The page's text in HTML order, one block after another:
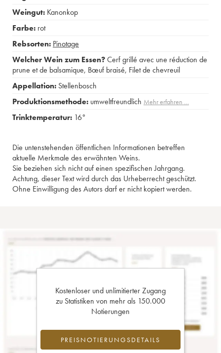
Weingut: Kanonkop
Farbe: rot
Rebsorten: Pinotage
Welcher Wein zum Essen?Cerf grillé avec une réduction de
prune et de balsamique, Bœuf braisé, Filet de chevreuil
Appellation: Stellenbosch
Produktionsmethode: umweltfreundlich Mehr erfahren …
Trinktemperatur: 16°
Die untenstehenden öffentlichen Informationen betreffen
aktuelle Merkmale des erwähnten Weins.
Sie beziehen sich nicht auf einen spezifischen Jahrgang.
Achtung, dieser Text wird durch das Urheberrecht geschützt.
Ohne Einwilligung des Autors darf er nicht kopiert werden.
Kostenloser und unlimitierter Zugang
zu Statistiken von mehr als 150.000
Notierungen
PREISNOTIERUNGSDETAILS